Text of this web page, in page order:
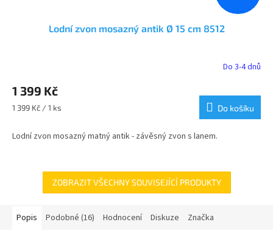
Lodní zvon mosazný antik Ø 15 cm 8512
produktu
je
5,0
5
Do 3-4 dnů
1 399 Kč
Měrná
1 399 Kč / 1 ks Do košíku
Lodní zvon mosazný matný antik - závěsný zvon s lanem.
ZOBRAZIT VŠECHNY SOUVISEJÍCÍ PRODUKTY
Popis Podobné (16) Hodnocení Diskuze Značka